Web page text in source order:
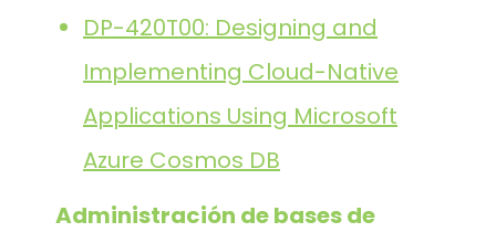
DP-420T00: Designing and
Implementing Cloud-Native
Applications Using Microsoft
Azure Cosmos DB
Administración de bases de